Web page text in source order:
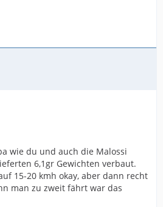
wie du und auch die Malossi
6,1gr Gewichten verbaut.
15-20 kmh okay, aber dann recht
man zu zweit fährt war das